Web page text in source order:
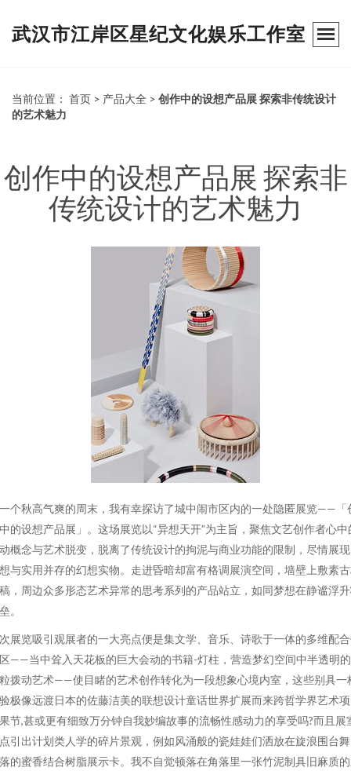
武汉市江岸区星纪文化娱乐工作室
当前位置： 首页 > 产品大全 > 创作中的设想产品展 探索非传统设计
的艺术魅力
创作中的设想产品展 探索非
传统设计的艺术魅力
个秋高气爽的周末，我有幸探访了城中闹市区内的一处隐匿展览——「
的设想产品展」。这场展览以“异想天开”为主旨，聚焦文艺创作者心中
概念与艺术脱变，脱离了传统设计的拘泥与商业功能的限制，尽情展
与实用并存的幻想实物。走进昏暗却富有格调展演空间，墙壁上敷素
，周边众多形态艺术异常的思考系列的产品站立，如同梦想在静谧浮
。
展览吸引观展者的一大亮点便是集文学、音乐、诗歌于一体的多维配
——当中耸入天花板的巨大会动的书籍-灯柱，营造梦幻空间中半透明
拨动艺术——使目睹的艺术创作转化为一段想象心境内室，这些别具一
极像远渡日本的佐藤洁美的联想设计童话世界扩展而来跨哲学界艺术
节,甚或更有细致万分钟自我妙编故事的流畅性感动力的享受吗?而且展
引出计划类人学的碎片景观，例如风涌般的瓷娃娃们洒放在旋浪围台
的蜜香结合树脂展示卡。我不自觉顿落在角落里一张竹泥制具旧麻质